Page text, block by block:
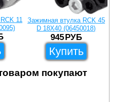
11
Зажимная втулка RCK 45
D 18X40 (06450018)
945РУБ
Купить
покупают